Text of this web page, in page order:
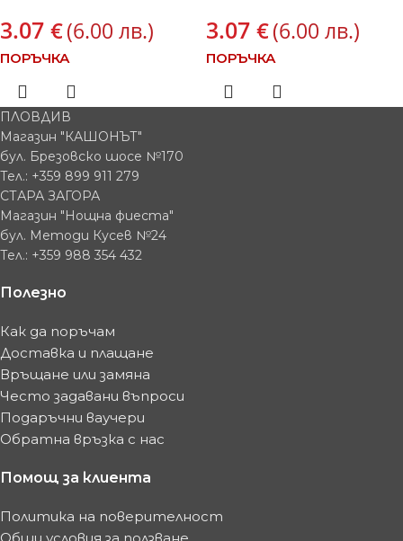
3.07 €(6.00 лв.)
ПОРЪЧКА
3.07 €(6.00 лв.)
ПОРЪЧКА
ПЛОВДИВ
Магазин "КАШОНЪТ"
бул. Брезовско шосе №170
Тел.: +359 899 911 279
СТАРА ЗАГОРА
Магазин "Нощна фиеста"
бул. Методи Кусев №24
Тел.: +359 988 354 432
Полезно
Как да поръчам
Доставка и плащане
Връщане или замяна
Често задавани въпроси
Подаръчни ваучери
Обратна връзка с нас
Помощ за клиента
Политика на поверителност